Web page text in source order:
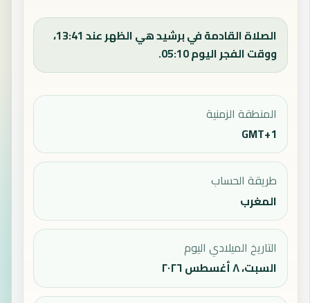
الصلاة القادمة في برشيد هي الظهر عند 13:41،
ووقت الفجر اليوم 05:10.
المنطقة الزمنية
GMT+1
طريقة الحساب
المغرب
التاريخ الميلادي اليوم
السبت، ٨ أغسطس ٢٠٢٦